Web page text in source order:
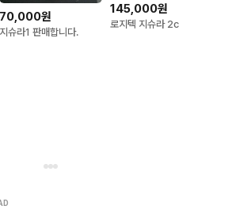
70,000원
지슈라1 판매합니다.
145,000원
로지텍 지슈라 2c